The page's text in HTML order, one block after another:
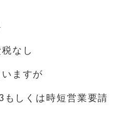
なし
ますが️
しくは時短営業要請